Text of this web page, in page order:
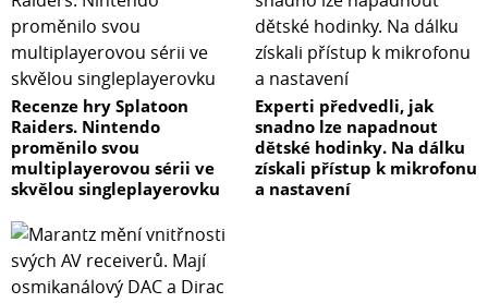
průměru nátrubku. Výhodou je živý, úderný a hutný tón,
který i z menších reproduktorů a ozvučnic dokáže dostat
velmi solidní spodní tóny.
CO JE TO IMPEDANCE A JAK VYBRAT TU SPRÁVNOU?
Impedance je odpor použité reprosoustavy uvedený v
Ohmech. To vás musí zajímat jen v případě nákupu
pasivní reprosoustavy, kterou je potřeba připojit k
externímu zesilovači či receiveru. Tato impedance se pak
musí shodovat s impedancí použitého zesilovače či
Recenze hry Splatoon
Raiders. Nintendo
proměnilo svou
multiplayerovou sérii ve
skvělou singleplayerovku
Experti předvedli, jak
snadno lze napadnout
dětské hodinky. Na dálku
získali přístup k mikrofonu
a nastavení